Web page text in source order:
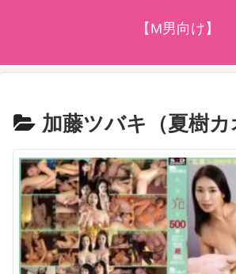
【M男向け】
加藤ツバキ（夏樹カ